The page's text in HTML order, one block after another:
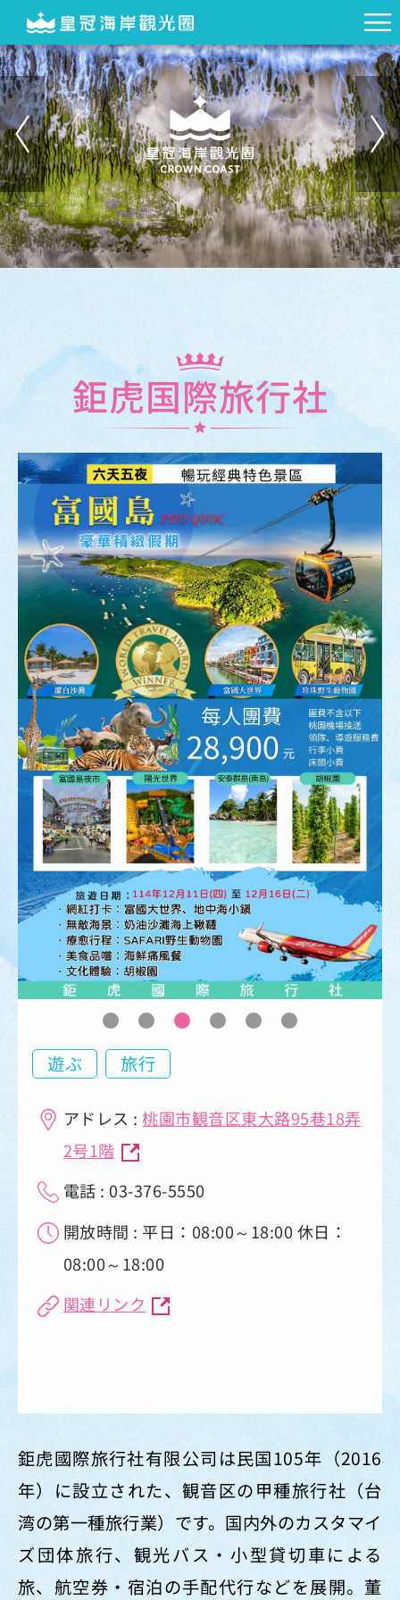
鉅虎国際旅行社
遊ぶ 旅行
アドレス :桃園市観音区東大路95巷18弄
2号1階
電話 : 03-376-5550
開放時間 : 平日：08:00～18:00 休日：
08:00～18:00
関連リンク
鉅虎國際旅行社有限公司は民国105年（2016
年）に設立された、観音区の甲種旅行社（台
湾の第一種旅行業）です。国内外のカスタマイ
ズ団体旅行、観光バス・小型貸切車による
旅、航空券・宿泊の手配代行などを展開。董